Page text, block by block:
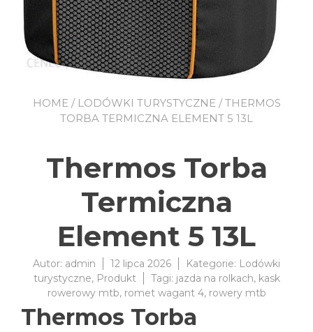
HOME/ LODÓWKI TURYSTYCZNE/ THERMOS
TORBA TERMICZNA ELEMENT 5 13L
Thermos Torba
Termiczna
Element 5 13L
Autor: admin 12 lipca 2026 Kategorie: Lodówki
turystyczne, Produkt Tagi: jazda na rolkach, kask
rowerowy mtb, romet wagant 4, rowery mtb
Thermos Torba